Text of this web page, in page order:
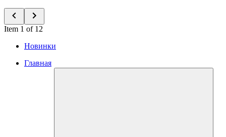
Item 1 of 12
Новинки
Главная